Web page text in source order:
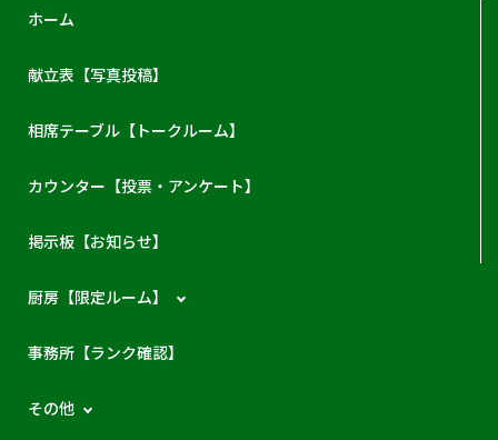
ホーム
献立表【写真投稿】
相席テーブル【トークルーム】
カウンター【投票・アンケート】
掲示板【お知らせ】
厨房【限定ルーム】
事務所【ランク確認】
その他